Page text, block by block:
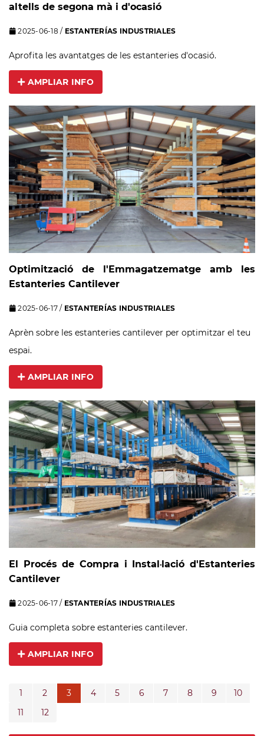
altells de segona mà i d'ocasió
2025-06-18/ ESTANTERÍAS INDUSTRIALES
Aprofita les avantatges de les estanteries d'ocasió.
AMPLIAR INFO
Optimització de l'Emmagatzematge amb les
Estanteries Cantilever
2025-06-17/ ESTANTERÍAS INDUSTRIALES
Aprèn sobre les estanteries cantilever per optimitzar el teu
espai.
AMPLIAR INFO
El Procés de Compra i Instal·lació d'Estanteries
Cantilever
2025-06-17/ ESTANTERÍAS INDUSTRIALES
Guia completa sobre estanteries cantilever.
AMPLIAR INFO
1 2 3 4 5 6 7 8 9
10
11
12